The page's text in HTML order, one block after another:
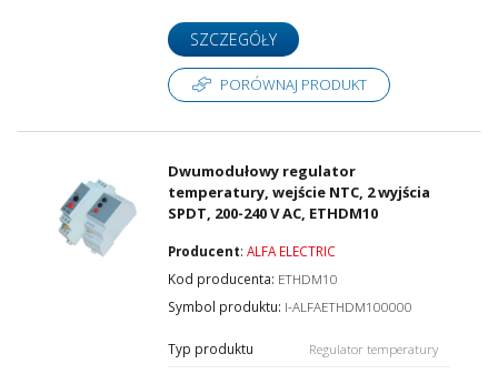
SZCZEGÓŁY
PORÓWNAJ PRODUKT
Dwumodułowy regulator
temperatury, wejście NTC, 2 wyjścia
SPDT, 200-240 V AC, ETHDM10
Producent:ALFA ELECTRIC
Kod producenta: ETHDM10
Symbol produktu: I-ALFAETHDM100000
Typ produktu
Regulator temperatury